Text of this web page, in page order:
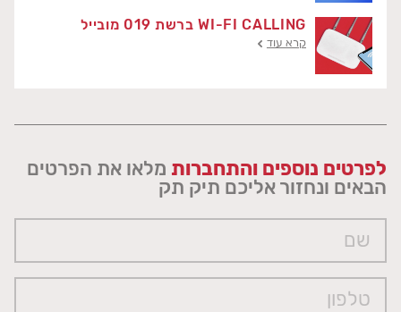
WI-FI CALLING ברשת 019 מובייל
קרא עוד
לפרטים נוספים והתחברות מלאו את הפרטים
הבאים ונחזור אליכם תיק תק